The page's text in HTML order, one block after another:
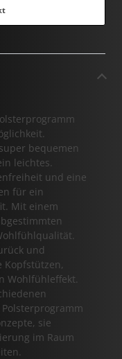
bequemen
leichtes.
und eine
für ein
Mit einem
und
Kopfstützen,
Wohlfühleffekt.
sie
im Raum